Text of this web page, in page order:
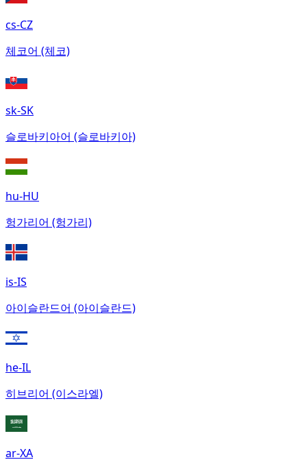
cs-CZ
체코어 (체코)
sk-SK
슬로바키아어 (슬로바키아)
hu-HU
헝가리어 (헝가리)
is-IS
아이슬란드어 (아이슬란드)
he-IL
히브리어 (이스라엘)
ar-XA